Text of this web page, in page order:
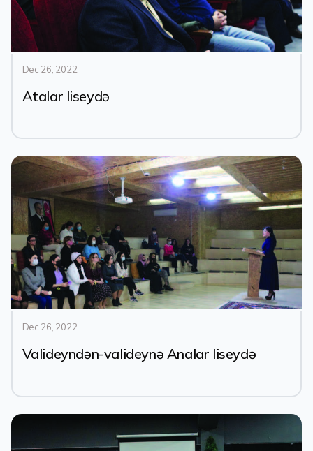
Dec 26, 2022
Atalar liseydə
Dec 26, 2022
Valideyndən-valideynə Analar liseydə